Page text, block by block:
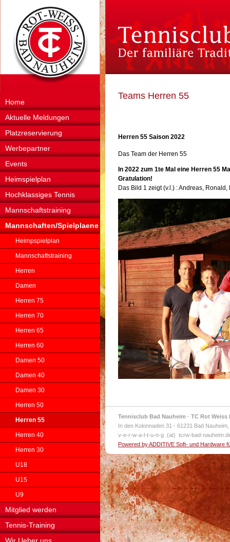
Home
Aktuelle Meldungen
Platzreservierung
Werbepartner
Events
Heimspielplan
Hochklassiges Tennis
Mannschaftstraining
Mannschaften/Spielplaene
Heimpspielplan
Mannschaftstraining
Herren
Damen
Herren 75
Herren 70
Herren 65
Herren 60
Damen 50
Damen 40
Damen 30
Herren 50
Herren 55
Herren 40
Herren 30
U18
U15
U9
Mitglied werden
Tennis-Training
Teams Herren 55
Herren 55 Saison 2022
Das Team der Herren 55
In 2022 zum 1te Mal eine Herren 55
Gratulation!
Das Bild 1 zeigt (v.l.) : Andreas,
Tennisclub Bad Nauheim · TC Rot Weiss
In den Kolonnaden 31 · 61231 Bad
v-e-r-w-a-l-t-u-n-g (at) tcrw-bad-
Powered by ADDITIVE Soft- und Hardware